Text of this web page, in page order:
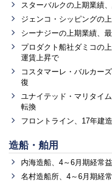
スターバルクの上期業績
ジェンコ・シッピングの
シーナジーの上期業績、
プロダクト船社ダミコの
運賃上昇で
コスタマーレ・バルカー
復
ユナイテッド・マリタイ
転換
フロントライン、17年建
造船・舶用
内海造船、4～6月期経常
名村造船所、4～6月期経